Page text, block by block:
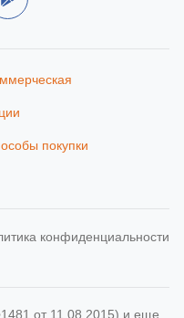
покупки
конфиденциальности
от 11.08.2015) и еще